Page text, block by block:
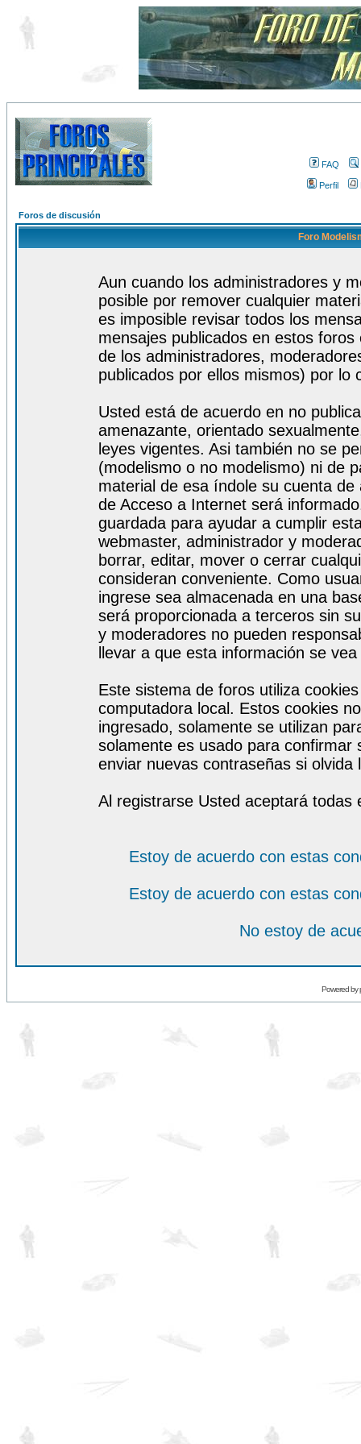
FAQ
Perfil
Foros de discusión
Foro
Aun cuando los administradores y
posible por remover cualquier
es imposible revisar todos los
mensajes publicados en estos
de los administradores,
publicados por ellos mismos) por lo
Usted está de acuerdo en no
amenazante, orientado
leyes vigentes. Asi también no se
(modelismo o no modelismo) ni de
material de esa índole su cuenta
de Acceso a Internet será
guardada para ayudar a cumplir
webmaster, administrador y
borrar, editar, mover o cerrar
consideran conveniente. Como
ingrese sea almacenada en una
será proporcionada a terceros sin
y moderadores no pueden
llevar a que esta información se
Este sistema de foros utiliza
computadora local. Estos cookies
ingresado, solamente se utilizan
solamente es usado para
enviar nuevas contraseñas si olvida
Al registrarse Usted aceptará todas
Estoy de acuerdo con estas
Estoy de acuerdo con estas
No estoy de
Powered by